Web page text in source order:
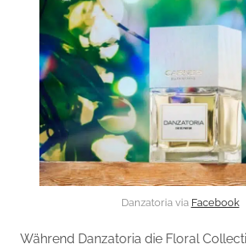
Danzatoria via Facebook
Während Danzatoria die Floral